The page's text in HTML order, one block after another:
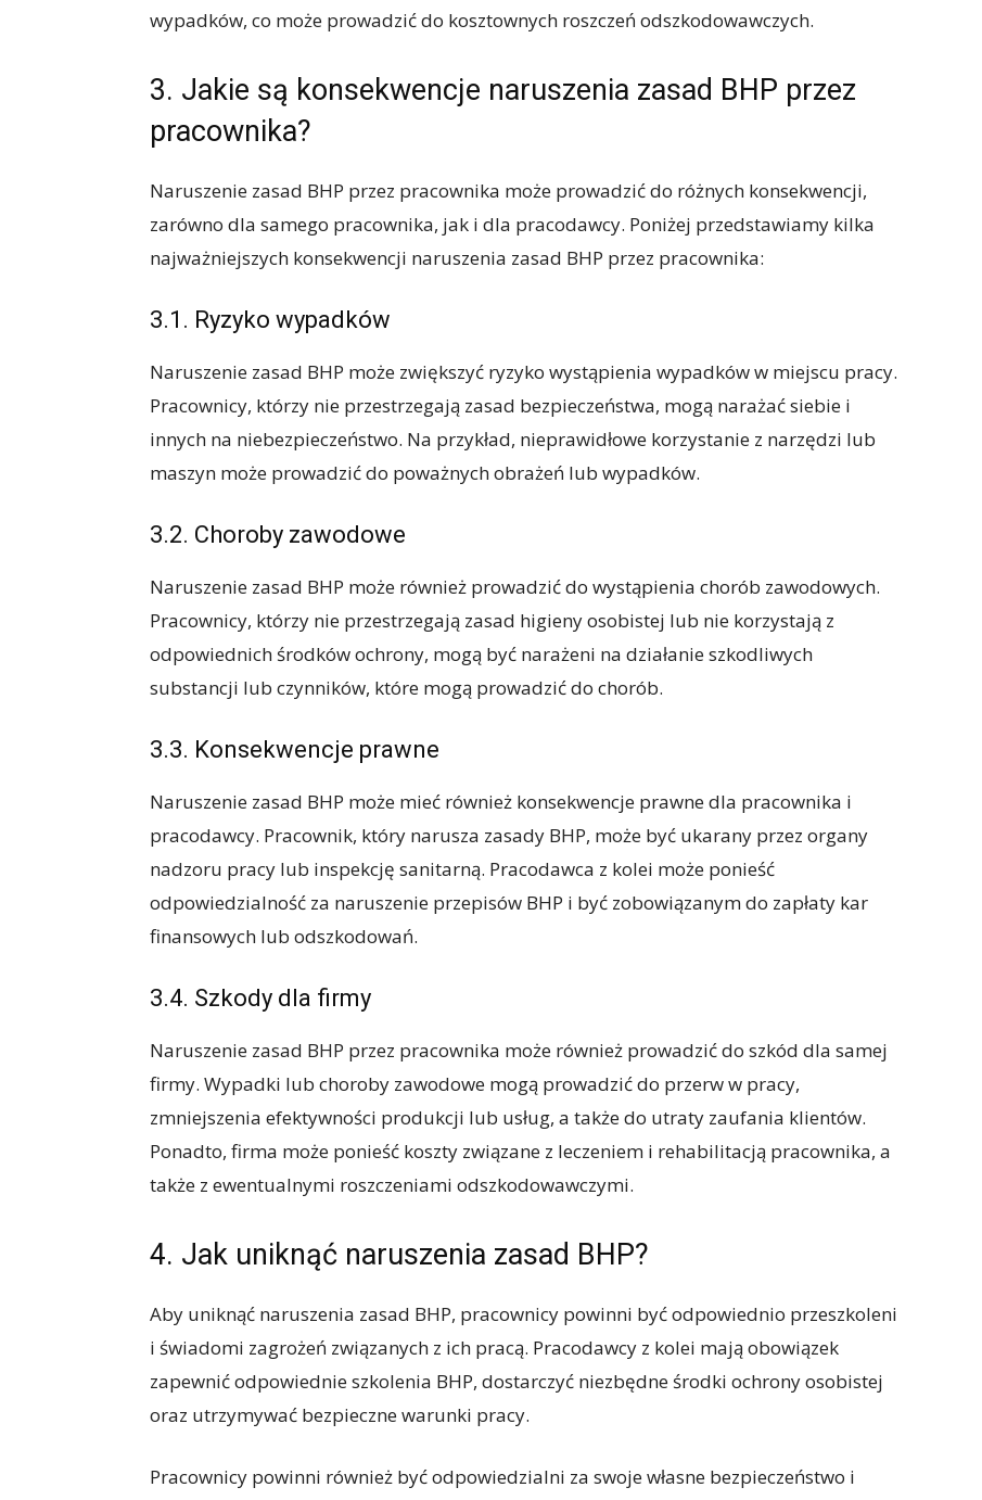
wypadków, co może prowadzić do kosztownych roszczeń odszkodowawczych.
3. Jakie są konsekwencje naruszenia zasad BHP przez
pracownika?
Naruszenie zasad BHP przez pracownika może prowadzić do różnych konsekwencji,
zarówno dla samego pracownika, jak i dla pracodawcy. Poniżej przedstawiamy kilka
najważniejszych konsekwencji naruszenia zasad BHP przez pracownika:
3.1. Ryzyko wypadków
Naruszenie zasad BHP może zwiększyć ryzyko wystąpienia wypadków w miejscu pracy.
Pracownicy, którzy nie przestrzegają zasad bezpieczeństwa, mogą narażać siebie i
innych na niebezpieczeństwo. Na przykład, nieprawidłowe korzystanie z narzędzi lub
maszyn może prowadzić do poważnych obrażeń lub wypadków.
3.2. Choroby zawodowe
Naruszenie zasad BHP może również prowadzić do wystąpienia chorób zawodowych.
Pracownicy, którzy nie przestrzegają zasad higieny osobistej lub nie korzystają z
odpowiednich środków ochrony, mogą być narażeni na działanie szkodliwych
substancji lub czynników, które mogą prowadzić do chorób.
3.3. Konsekwencje prawne
Naruszenie zasad BHP może mieć również konsekwencje prawne dla pracownika i
pracodawcy. Pracownik, który narusza zasady BHP, może być ukarany przez organy
nadzoru pracy lub inspekcję sanitarną. Pracodawca z kolei może ponieść
odpowiedzialność za naruszenie przepisów BHP i być zobowiązanym do zapłaty kar
finansowych lub odszkodowań.
3.4. Szkody dla firmy
Naruszenie zasad BHP przez pracownika może również prowadzić do szkód dla samej
firmy. Wypadki lub choroby zawodowe mogą prowadzić do przerw w pracy,
zmniejszenia efektywności produkcji lub usług, a także do utraty zaufania klientów.
Ponadto, firma może ponieść koszty związane z leczeniem i rehabilitacją pracownika, a
także z ewentualnymi roszczeniami odszkodowawczymi.
4. Jak uniknąć naruszenia zasad BHP?
Aby uniknąć naruszenia zasad BHP, pracownicy powinni być odpowiednio przeszkoleni
i świadomi zagrożeń związanych z ich pracą. Pracodawcy z kolei mają obowiązek
zapewnić odpowiednie szkolenia BHP, dostarczyć niezbędne środki ochrony osobistej
oraz utrzymywać bezpieczne warunki pracy.
Pracownicy powinni również być odpowiedzialni za swoje własne bezpieczeństwo i